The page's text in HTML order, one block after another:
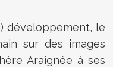
développement, le
sur des images
Araignée à ses